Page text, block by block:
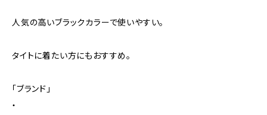
人気の高いブラックカラーで使いやすい。
タイトに着たい方にもおすすめ。
｢ブランド｣
・